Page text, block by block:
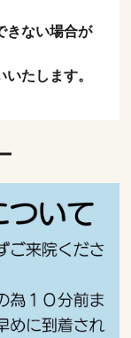
きない場合が
たします。